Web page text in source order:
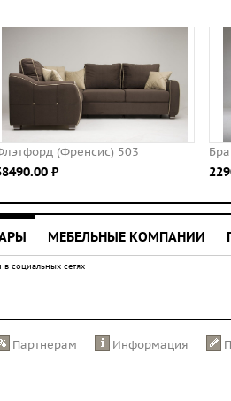
(Френсис) 503
⃏
МЕБЕЛЬНЫЕ КОМПАНИИ
социальных сетях
Партнерам Информация